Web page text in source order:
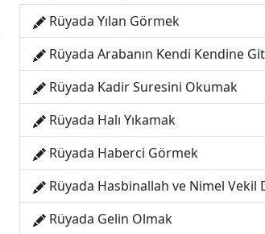
Rüyada Yılan Görmek
Rüyada Arabanın Kendi Kendine
Rüyada Kadir Suresini Okumak
Rüyada Halı Yıkamak
Rüyada Haberci Görmek
Rüyada Hasbinallah ve Nimel Vekil
Rüyada Gelin Olmak